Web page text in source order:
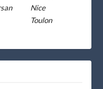
Nice
Toulon